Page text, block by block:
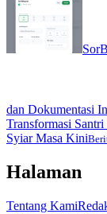
dan Dokumentasi
Transformasi
Syiar Masa Kini
Halaman
Tentang Kami